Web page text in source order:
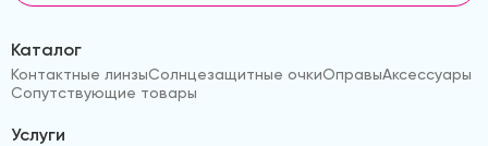
Каталог
Контактные линзыСолнцезащитные очкиОправыАксессуары
Сопутствующие товары
Услуги